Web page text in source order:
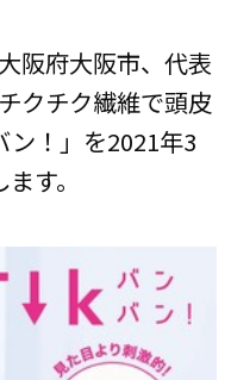
阪府大阪市、代表
クチク繊維で頭皮
！」を2021年3
す。